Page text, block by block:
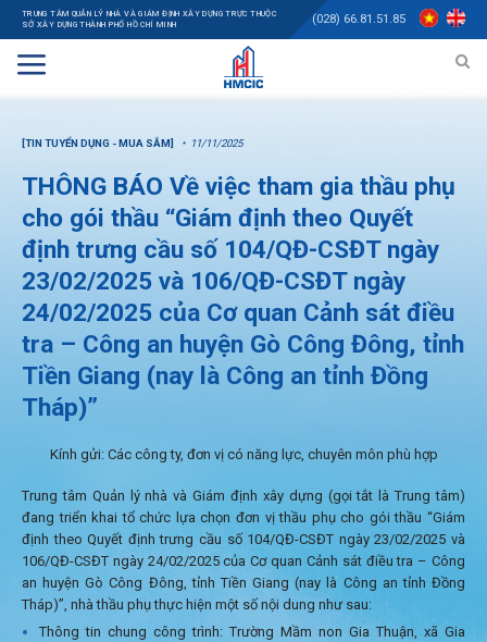
TRUNG TÂM QUẢN LÝ NHÀ VÀ GIÁM ĐỊNH XÂY DỰNG TRỰC THUỘC
SỞ XÂY DỰNG THÀNH PHỐ HỒ CHÍ MINH
(028) 66.81.51.85
[TIN TUYỂN DỤNG - MUA SẮM] 11/11/2025
THÔNG BÁO Về việc tham gia thầu phụ
cho gói thầu “Giám định theo Quyết
định trưng cầu số 104/QĐ-CSĐT ngày
23/02/2025 và 106/QĐ-CSĐT ngày
24/02/2025 của Cơ quan Cảnh sát điều
tra – Công an huyện Gò Công Đông, tỉnh
Tiền Giang (nay là Công an tỉnh Đồng
Tháp)”
Kính gửi: Các công ty, đơn vị có năng lực, chuyên môn phù hợp
Trung tâm Quản lý nhà và Giám định xây dựng (gọi tắt là Trung tâm)
đang triển khai tổ chức lựa chọn đơn vị thầu phụ cho gói thầu “Giám
định theo Quyết định trưng cầu số 104/QĐ-CSĐT ngày 23/02/2025 và
106/QĐ-CSĐT ngày 24/02/2025 của Cơ quan Cảnh sát điều tra – Công
an huyện Gò Công Đông, tỉnh Tiền Giang (nay là Công an tỉnh Đồng
Tháp)”, nhà thầu phụ thực hiện một số nội dung như sau:
Thông tin chung công trình: Trường Mầm non Gia Thuận, xã Gia